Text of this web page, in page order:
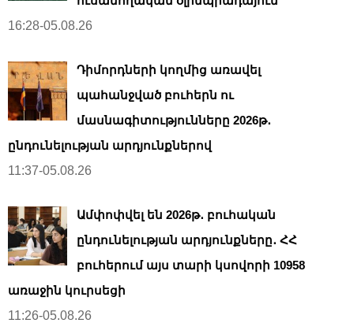
16:28-05.08.26
Դիմորդների կողմից առավել
պահանջված բուհերն ու
մասնագիտությունները 2026թ․
ընդունելության արդյունքներով
11:37-05.08.26
Ամփոփվել են 2026թ․ բուհական
ընդունելության արդյունքները․ ՀՀ
բուհերում այս տարի կսովորի 10958
առաջին կուրսեցի
11:26-05.08.26